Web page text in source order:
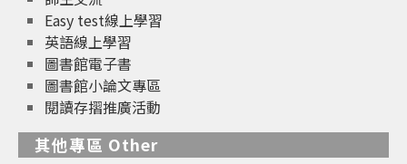
Easy test線上學習
英語線上學習
圖書館電子書
圖書館小論文專區
閱讀存摺推廣活動
其他專區 Other